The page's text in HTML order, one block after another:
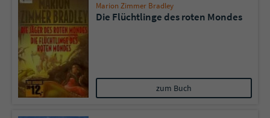
Marion Zimmer Bradley
Die Flüchtlinge des roten Mondes
zum Buch